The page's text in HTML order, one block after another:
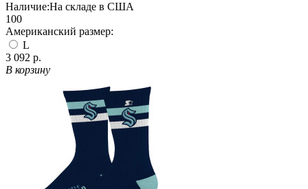
Наличие:На складе в США
100
Американский размер:
L
3 092 р.
В корзину